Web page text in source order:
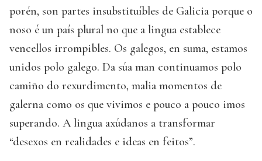
porén, son partes insubstituíbles de Galicia porque o
noso é un país plural no que a lingua establece
vencellos irrompibles. Os galegos, en suma, estamos
unidos polo galego. Da súa man continuamos polo
camiño do rexurdimento, malia momentos de
galerna como os que vivimos e pouco a pouco imos
superando. A lingua axúdanos a transformar
“desexos en realidades e ideas en feitos”.